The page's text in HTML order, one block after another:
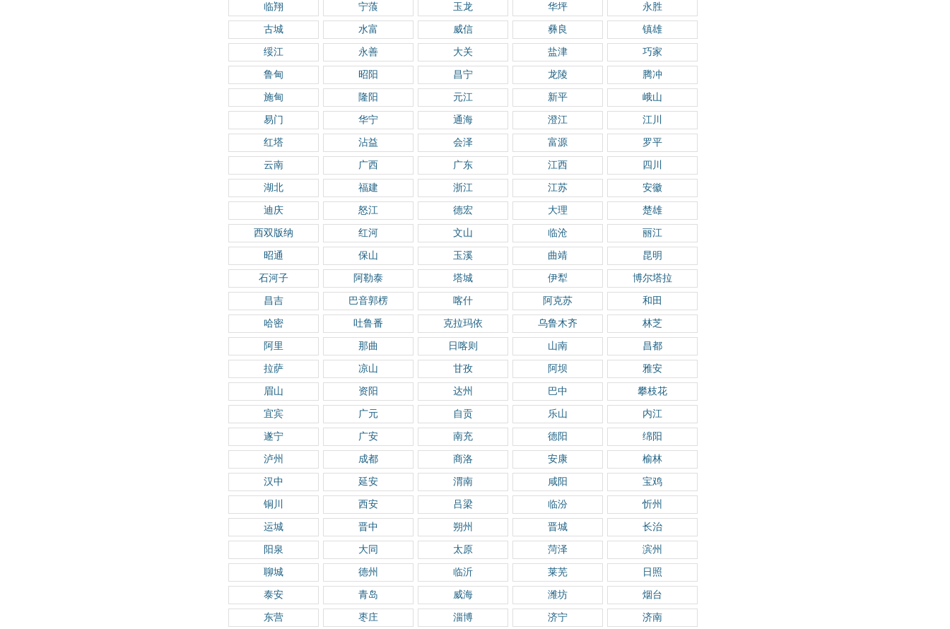
临翔 宁蒗 玉龙 华坪 永胜
古城 水富 威信 彝良 镇雄
绥江 永善 大关 盐津 巧家
鲁甸 昭阳 昌宁 龙陵 腾冲
施甸 隆阳 元江 新平 峨山
易门 华宁 通海 澄江 江川
红塔 沾益 会泽 富源 罗平
云南 广西 广东 江西 四川
湖北 福建 浙江 江苏 安徽
迪庆 怒江 德宏 大理 楚雄
西双版纳 红河 文山 临沧 丽江
昭通 保山 玉溪 曲靖 昆明
石河子 阿勒泰 塔城 伊犁 博尔塔拉
昌吉 巴音郭楞 喀什 阿克苏 和田
哈密 吐鲁番 克拉玛依 乌鲁木齐 林芝
阿里 那曲 日喀则 山南 昌都
拉萨 凉山 甘孜 阿坝 雅安
眉山 资阳 达州 巴中 攀枝花
宜宾 广元 自贡 乐山 内江
遂宁 广安 南充 德阳 绵阳
泸州 成都 商洛 安康 榆林
汉中 延安 渭南 咸阳 宝鸡
铜川 西安 吕梁 临汾 忻州
运城 晋中 朔州 晋城 长治
阳泉 大同 太原 菏泽 滨州
聊城 德州 临沂 莱芜 日照
泰安 青岛 威海 潍坊 烟台
东营 枣庄 淄博 济宁 济南